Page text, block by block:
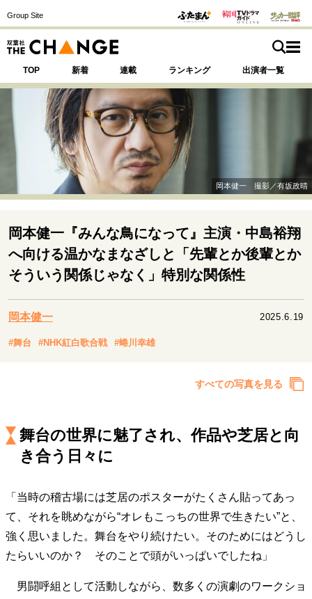
Group Site
TOP 新着 連載 ランキング 出演者一覧
注目の記事テーマで探す
運命を変えた出会い 決断の裏側
挫折からの再起
未知への挑戦
プロフェッショナルの矜持
表現者の葛藤
人生が動いた日 10代の挫折と原点
キャリア・働き方
セカンドキャリアの描き方
経営・ビジネス
リーダーの流儀
トップが描く未来
マインドセット
重圧との向き合い方 一流のルーティン
20代の現在地
忘れられない言葉
10代・20代の土台
岡本健一 撮影／有坂政晴
岡本健一『みんな鳥になって』主演・中島裕翔
へ向ける温かなまなざしと「先輩とか後輩とか
そういう関係じゃなく」特別な関係性
岡本健一 2025.6.19
#舞台 #NHK紅白歌合戦 #蜷川幸雄
すべての写真を見る
舞台の世界に魅了され、作品や芝居と向
き合う日々に
「当時の稽古場には芝居のポスターがたくさん貼ってあっ
て、それを眺めながら“オレもこっちの世界で生きたい”と、
強く思いました。舞台をやり続けたい。そのためにはどうし
たらいいのか？ そのことで頭がいっぱいでしたね」
男闘呼組として活動しながら、数多くの演劇のワークショ